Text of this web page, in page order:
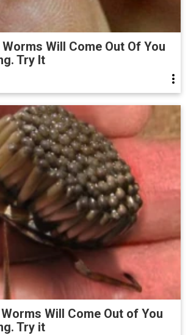
Will Come Out Of You
Try It
Will Come Out of You
Try it